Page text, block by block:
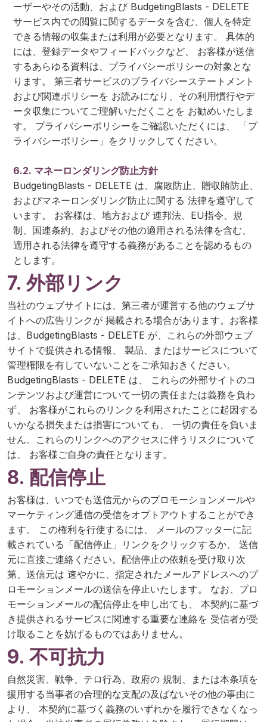
ーザーやその活動、および BudgetingBlasts - DELETE
サービス内での閲覧に関するデータを含む、個人を特定
できる情報の収集または利用が必要となります。 具体的
には、登録データやフィードバックなど、 お客様が送信
するあらゆる資料は、プライバシーポリシーの対象とな
ります。 第三者サービスのプライバシーステートメント
および関連ポリシーを お読みになり、その利用慣行やデ
ータ収集についてご理解いただくことを お勧めいたしま
す。 プライバシーポリシーをご確認いただくには、 「プ
ライバシーポリシー」をクリックしてください。
6.2. マネーロンダリング防止方針
BudgetingBlasts - DELETE は、腐敗防止、贈収賄防止、
およびマネーロンダリング防止に関する 法律を遵守して
います。 お客様は、地方および 連邦法、EU指令、規
制、国連条約、およびその他の適用される法律を含む、
適用される法律を遵守する義務があることを認めるもの
とします。
7. 外部リンク
当社のウェブサイトには、第三者が運営する他のウェブサ
イトへの広告リンクが 掲載される場合があります。お客様
は、BudgetingBlasts - DELETE が、これらの外部ウェブ
サイトで提供される情報、 製品、またはサービスについて
管理権限を有していないことをご承知おきください。
BudgetingBlasts - DELETE は、 これらの外部サイトのコ
ンテンツおよび運営について一切の責任または義務を負わ
ず、 お客様がこれらのリンクを利用されたことに起因する
いかなる損失または損害についても、 一切の責任を負いま
せん。これらのリンクへのアクセスに伴うリスクについて
は、 お客様ご自身の責任となります。
8. 配信停止
お客様は、いつでも送信元からのプロモーションメールや
マーケティング通信の受信をオプトアウトすることができ
ます。 この権利を行使するには、 メールのフッターに記
載されている「配信停止」リンクをクリックするか、 送信
元に直接ご連絡ください。配信停止の依頼を受け取り次
第、送信元は 速やかに、指定されたメールアドレスへのプ
ロモーションメールの送信を停止いたします。 なお、プロ
モーションメールの配信停止を申し出ても、 本契約に基づ
き提供されるサービスに関連する重要な連絡を 受信者が受
け取ることを妨げるものではありません。
9. 不可抗力
自然災害、戦争、テロ行為、政府の 規制、または本条項を
援用する当事者の合理的な支配の及ばないその他の事由に
より、 本契約に基づく義務のいずれかを履行できなくなっ